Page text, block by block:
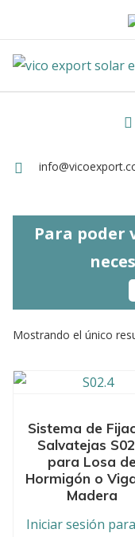
Vico Export
Email
Para poder
Mostrando el único
Sistema de
Salvatejas
para Losa de
Hormigón o
Madera
Iniciar sesión